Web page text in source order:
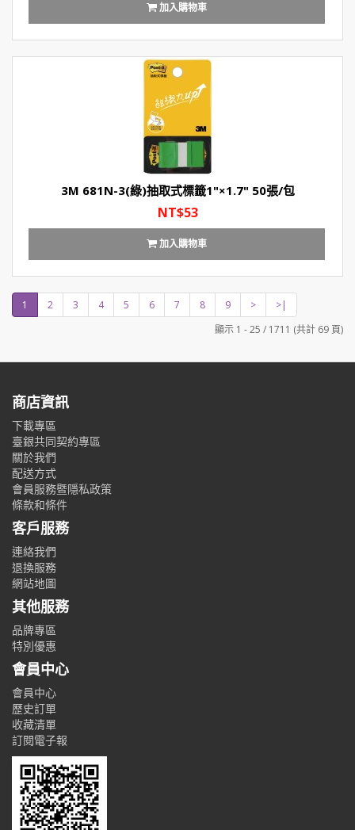
加入購物車
3M 681N-3(綠)抽取式標籤1"×1.7" 50張/包
NT$53
加入購物車
1 2 3 4 5 6 7 8 9 >
>|
顯示 1 - 25 / 1711 (共計 69 頁)
商店資訊
下載專區
臺銀共同契約專區
關於我們
配送方式
會員服務暨隱私政策
條款和條件
客戶服務
連絡我們
退換服務
網站地圖
其他服務
品牌專區
特別優惠
會員中心
會員中心
歷史訂單
收藏清單
訂閱電子報